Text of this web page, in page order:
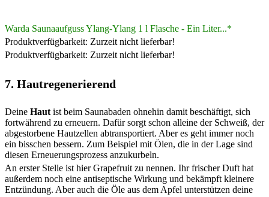
Warda Saunaaufguss Ylang-Ylang 1 l Flasche - Ein Liter...*
Produktverfügbarkeit: Zurzeit nicht lieferbar!
Produktverfügbarkeit: Zurzeit nicht lieferbar!
7. Hautregenerierend
Deine Haut ist beim Saunabaden ohnehin damit beschäftigt, sich
fortwährend zu erneuern. Dafür sorgt schon alleine der Schweiß, der
abgestorbene Hautzellen abtransportiert. Aber es geht immer noch
ein bisschen bessern. Zum Beispiel mit Ölen, die in der Lage sind
diesen Erneuerungsprozess anzukurbeln.
An erster Stelle ist hier Grapefruit zu nennen. Ihr frischer Duft hat
außerdem noch eine antiseptische Wirkung und bekämpft kleinere
Entzündung. Aber auch die Öle aus dem Apfel unterstützen deine